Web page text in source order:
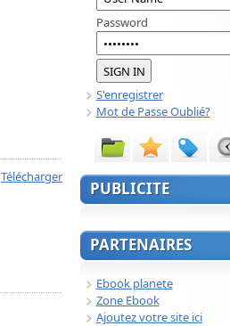
Télécharger
Password
S'enregistrer
Mot de Passe Oublié?
PUBLICITE
PARTENAIRES
Ebook planete
Zone Ebook
Ajoutez votre site ici